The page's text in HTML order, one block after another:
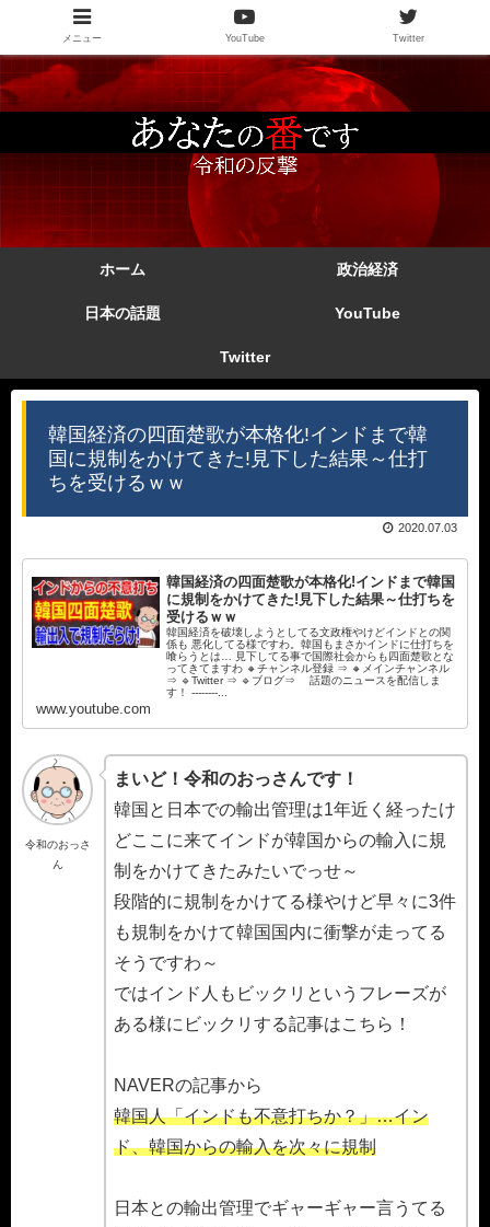
ホーム 政治経済
日本の話題 YouTube
Twitter
韓国経済の四面楚歌が本格化!インドまで韓
国に規制をかけてきた!見下した結果～仕打
ちを受けるｗｗ
2020.07.03
韓国経済の四面楚歌が本格化!インドまで韓国
に規制をかけてきた!見下した結果～仕打ちを
受けるｗｗ
韓国経済を破壊しようとしてる文政権やけどインドとの関
係も 悪化してる様ですわ。韓国もまさかインドに仕打ちを
喰らうとは… 見下してる事で国際社会からも四面楚歌とな
ってきてますわ 🔸チャンネル登録 ⇒ 🔸メインチャンネル
⇒ 🔹Twitter ⇒ 🔹ブログ⇒ 話題のニュースを配信しま
す！ --------...
www.youtube.com
令和のおっさ
ん
まいど！令和のおっさんです！
韓国と日本での輸出管理は1年近く経ったけ
どここに来てインドが韓国からの輸入に規
制をかけてきたみたいでっせ～
段階的に規制をかけてる様やけど早々に3件
も規制をかけて韓国国内に衝撃が走ってる
そうですわ～
ではインド人もビックリというフレーズが
ある様にビックリする記事はこちら！
NAVERの記事から
韓国人「インドも不意打ちか？」…イン
ド、韓国からの輸入を次々に規制
日本との輸出管理でギャーギャー言うてる
メニュー YouTube Twitter